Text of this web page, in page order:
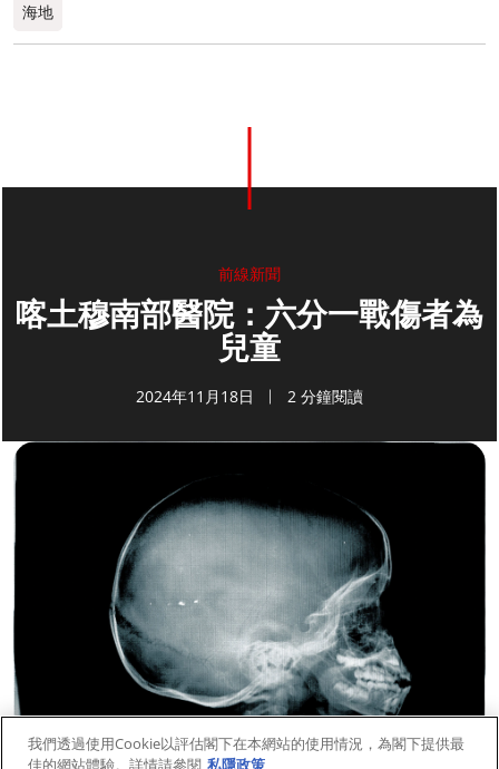
海地
前線新聞
喀土穆南部醫院：六分一戰傷者為
兒童
2024年11月18日 2 分鐘閱讀
我們透過使用Cookie以評估閣下在本網站的使用情況，為閣下提供最
佳的網站體驗。詳情請參閱 私隱政策